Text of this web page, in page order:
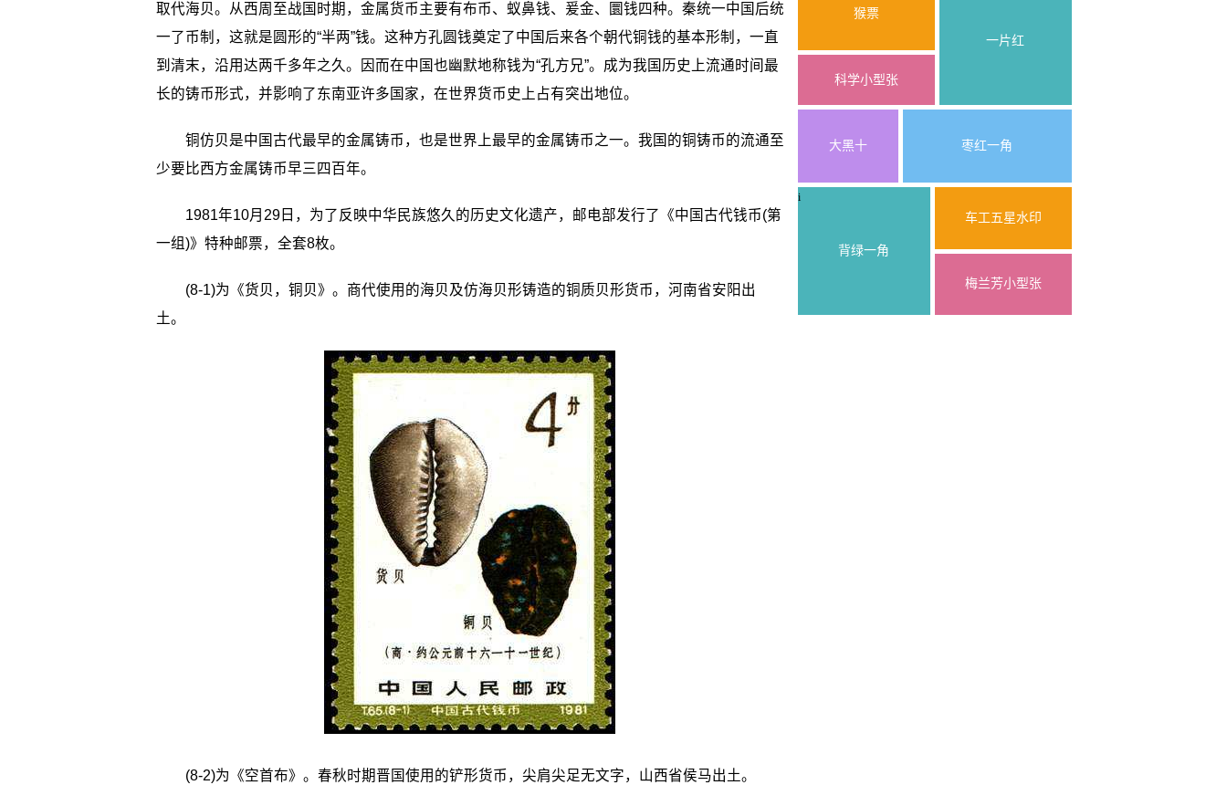
取代海贝。从西周至战国时期，金属货币主要有布币、蚁鼻钱、爰金、圜钱四种。秦统一中国后统
一了币制，这就是圆形的“半两”钱。这种方孔圆钱奠定了中国后来各个朝代铜钱的基本形制，一直
到清末，沿用达两千多年之久。因而在中国也幽默地称钱为“孔方兄”。成为我国历史上流通时间最
长的铸币形式，并影响了东南亚许多国家，在世界货币史上占有突出地位。
铜仿贝是中国古代最早的金属铸币，也是世界上最早的金属铸币之一。我国的铜铸币的流通至
少要比西方金属铸币早三四百年。
1981年10月29日，为了反映中华民族悠久的历史文化遗产，邮电部发行了《中国古代钱币(第
一组)》特种邮票，全套8枚。
(8-1)为《货贝，铜贝》。商代使用的海贝及仿海贝形铸造的铜质贝形货币，河南省安阳出
土。
(8-2)为《空首布》。春秋时期晋国使用的铲形货币，尖肩尖足无文字，山西省侯马出土。
现在集美学村已是楼群林立、设备先进的科学、教
猴票
一片红
科学小型张
大黑十 枣红一角
i
背绿一角
车工五星水印
梅兰芳小型张